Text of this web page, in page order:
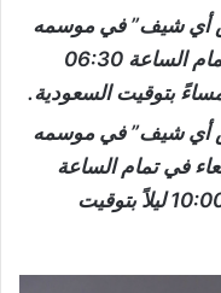
شيف” في موسمه
، الأربعاء في تمام الساعة 06:30
شيف” في موسمه
في تمام الساعة
07:00 مساءً بتوقيت غرينتش، 10:00 ليلاً بتوقيت